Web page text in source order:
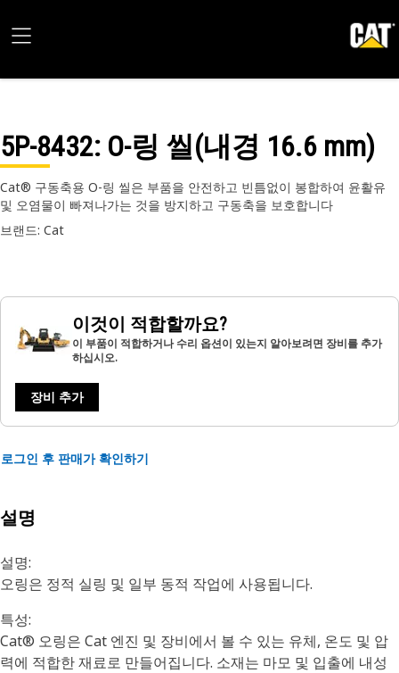
5P-8432: O-링 씰(내경 16.6 mm)
Cat® 구동축용 O-링 씰은 부품을 안전하고 빈틈없이 봉합하여 윤활유
및 오염물이 빠져나가는 것을 방지하고 구동축을 보호합니다
브랜드: Cat
이것이 적합할까요?
이 부품이 적합하거나 수리 옵션이 있는지 알아보려면 장비를 추가
하십시오.
장비 추가
로그인 후 판매가 확인하기
설명
설명:
오링은 정적 실링 및 일부 동적 작업에 사용됩니다.
특성:
Cat® 오링은 Cat 엔진 및 장비에서 볼 수 있는 유체, 온도 및 압
력에 적합한 재료로 만들어집니다. 소재는 마모 및 입출에 내성